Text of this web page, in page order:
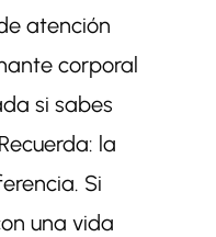
atención
corporal
si sabes
la
Si
una vida